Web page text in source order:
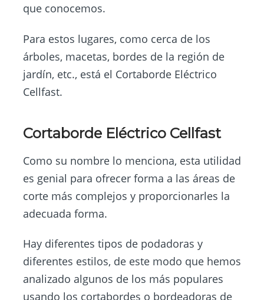
que conocemos.
Para estos lugares, como cerca de los
árboles, macetas, bordes de la región de
jardín, etc., está el Cortaborde Eléctrico
Cellfast.
Cortaborde Eléctrico Cellfast
Como su nombre lo menciona, esta utilidad
es genial para ofrecer forma a las áreas de
corte más complejos y proporcionarles la
adecuada forma.
Hay diferentes tipos de podadoras y
diferentes estilos, de este modo que hemos
analizado algunos de los más populares
usando los cortabordes o bordeadoras de